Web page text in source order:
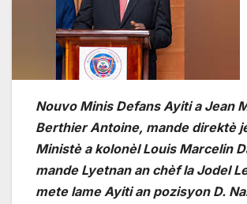
Nouvo Minis Defans Ayiti a Jean
Berthier Antoine, mande direktè
Ministè a kolonèl Louis Marcelin
mande Lyetnan an chèf la Jodel
mete lame Ayiti an pozisyon D.